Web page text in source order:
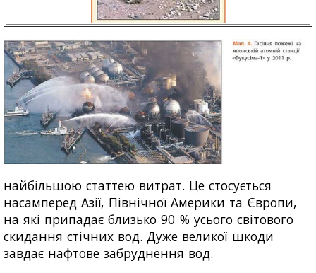
найбільшою статтею витрат. Це стосується
насамперед Азії, Північної Америки та Європи,
на які припадає близько 90 % усього світового
скидання стічних вод. Дуже великої шкоди
завдає нафтове забруднення вод.